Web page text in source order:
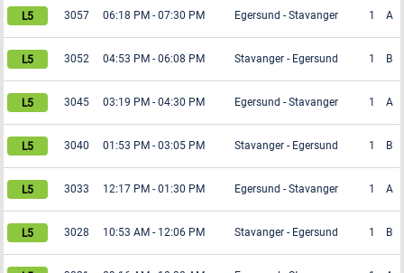
3057 06:18 PM - 07:30 PM Egersund - Stavanger 1 A
3052 04:53 PM - 06:08 PM Stavanger - Egersund 1 B
3045 03:19 PM - 04:30 PM Egersund - Stavanger 1 A
3040 01:53 PM - 03:05 PM Stavanger - Egersund 1 B
3033 12:17 PM - 01:30 PM Egersund - Stavanger 1 A
3028 10:53 AM - 12:06 PM Stavanger - Egersund 1 B